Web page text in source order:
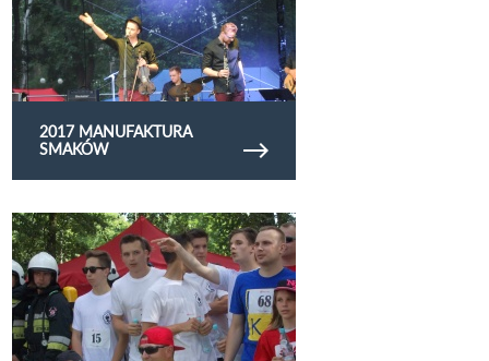
2017 MANUFAKTURA
SMAKÓW
Obejrzyj galerię zdjęć bieg caritas 2017_2